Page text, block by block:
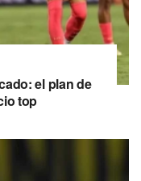
el plan de
top